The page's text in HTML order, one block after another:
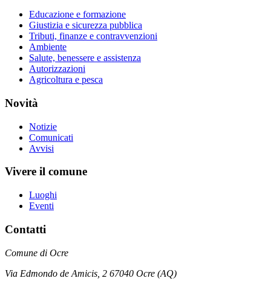
Educazione e formazione
Giustizia e sicurezza pubblica
Tributi, finanze e contravvenzioni
Ambiente
Salute, benessere e assistenza
Autorizzazioni
Agricoltura e pesca
Novità
Notizie
Comunicati
Avvisi
Vivere il comune
Luoghi
Eventi
Contatti
Comune di Ocre
Via Edmondo de Amicis, 2 67040 Ocre (AQ)